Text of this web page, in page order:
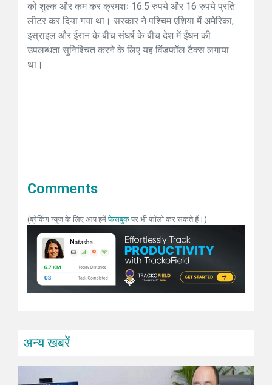
को शुल्क और कम कर क्रमशः 16.5 रुपये और 16 रुपये प्रति
लीटर कर दिया गया था। सरकार ने पश्चिम एशिया में अमेरिका,
इस्राइल और ईरान के बीच संघर्ष के बीच देश में ईंधन की
उपलब्धता सुनिश्चित करने के लिए यह विंडफॉल टैक्स लगाया
था।
Comments
(ब्रेकिंग न्यूज के लिए आप हमेंफेसबुक पर भी फॉलो कर सकते हैं।)
अन्य खबरें